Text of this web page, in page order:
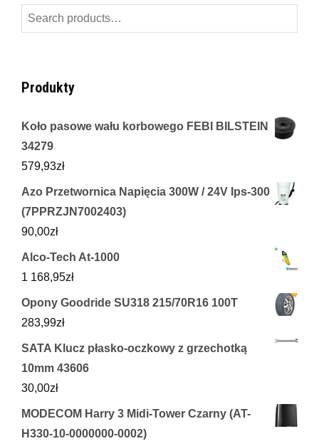
Search
for:
Produkty
Koło pasowe wału korbowego FEBI BILSTEIN
34279
579,93zł
Azo Przetwornica Napięcia 300W / 24V Ips-300
(7PPRZJN7002403)
90,00zł
Alco-Tech At-1000
1 168,95zł
Opony Goodride SU318 215/70R16 100T
283,99zł
SATA Klucz płasko-oczkowy z grzechotką
10mm 43606
30,00zł
MODECOM Harry 3 Midi-Tower Czarny (AT-
H330-10-0000000-0002)